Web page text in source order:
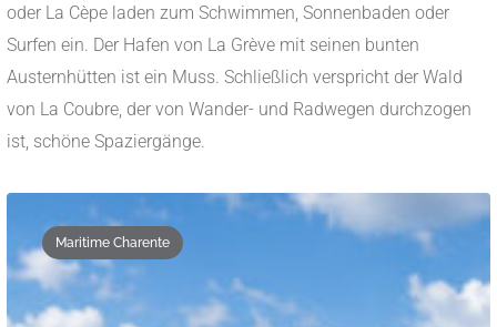
oder La Cèpe laden zum Schwimmen, Sonnenbaden oder
Surfen ein. Der Hafen von La Grève mit seinen bunten
Austernhütten ist ein Muss. Schließlich verspricht der Wald
von La Coubre, der von Wander- und Radwegen durchzogen
ist, schöne Spaziergänge.
Maritime Charente